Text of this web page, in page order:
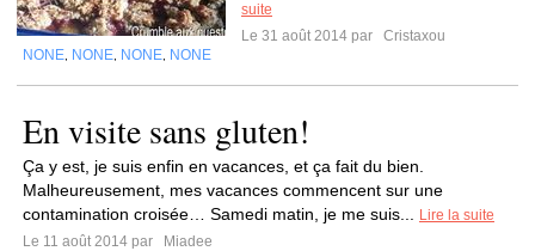
suite
Le 31 août 2014 par
Cristaxou
NONE NONE NONE NONE
En visite sans gluten!
Ça y est, je suis enfin en vacances, et ça fait du bien.
Malheureusement, mes vacances commencent sur une
contamination croisée… Samedi matin, je me suis...
Lire la suite
Le 11 août 2014 par
Miadee